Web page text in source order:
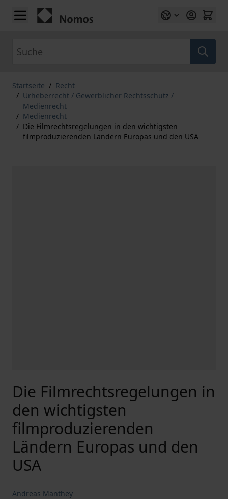
Zum Inhalt springen
Startseite / Recht
/ Urheberrecht / Gewerblicher Rechtsschutz /
Medienrecht
/ Medienrecht
/ Die Filmrechtsregelungen in den wichtigsten
filmproduzierenden Ländern Europas und den USA
Die Filmrechtsregelungen in
den wichtigsten
filmproduzierenden
Ländern Europas und den
USA
Andreas Manthey